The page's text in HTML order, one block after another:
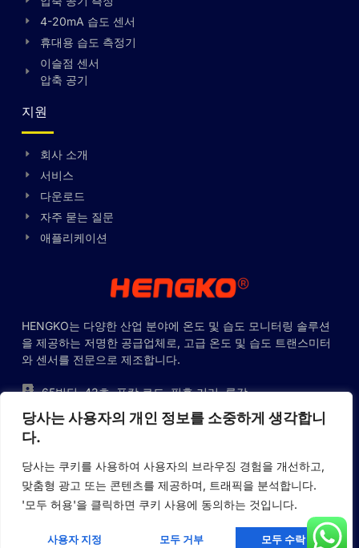
당사는 사용자의 개인 정보를 소중하게 생각합니
다.
당사는 쿠키를 사용하여 사용자의 브라우징 경험을 개선하고,
맞춤형 광고 또는 콘텐츠를 제공하며, 트래픽을 분석합니다.
'모두 허용'을 클릭하면 쿠키 사용에 동의하는 것입니다.
사용자 지정 모두 거부 모두 수락
4-20mA 습도 센서
휴대용 습도 측정기
이슬점 센서
압축 공기
지원
회사 소개
서비스
다운로드
자주 묻는 질문
애플리케이션
HENGKO는 다양한 산업 분야에 온도 및 습도 모니터링 솔루션
을 제공하는 저명한 공급업체로, 고급 온도 및 습도 트랜스미터
와 센서를 전문으로 제조합니다.
65빌딩, 43호, 푸캉 로드, 핑후 거리, 롱강
구, 선전시, 선전, 중국
+86-755-88823250
sales@hengkometer.com
Spanish
Portuguese
German
French
Indonesian
Romanian